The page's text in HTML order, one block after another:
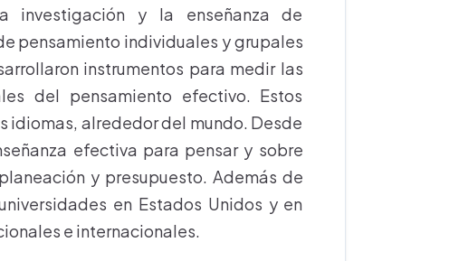
investigación y la enseñanza de
pensamiento individuales y grupales
instrumentos para medir las
del pensamiento efectivo. Estos
idiomas, alrededor del mundo. Desde
efectiva para pensar y sobre
y presupuesto. Además de
en Estados Unidos y en
e internacionales.